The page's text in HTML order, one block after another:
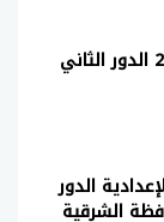
نتيجة الشهادة الإعدادية 2026 الدور الثاني
الدور